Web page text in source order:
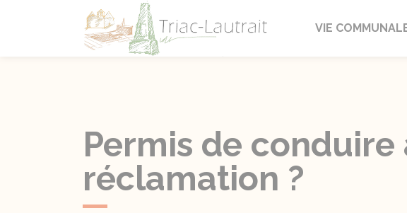
Triac-Lautrait
VIE
Permis de
réclamation ?